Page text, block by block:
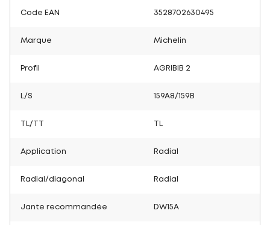
Code EAN 3528702630495
Marque Michelin
Profil AGRIBIB 2
L/S 159A8/159B
TL/TT
Application Radial
Radial/diagonal Radial
Jante recommandée DW15A